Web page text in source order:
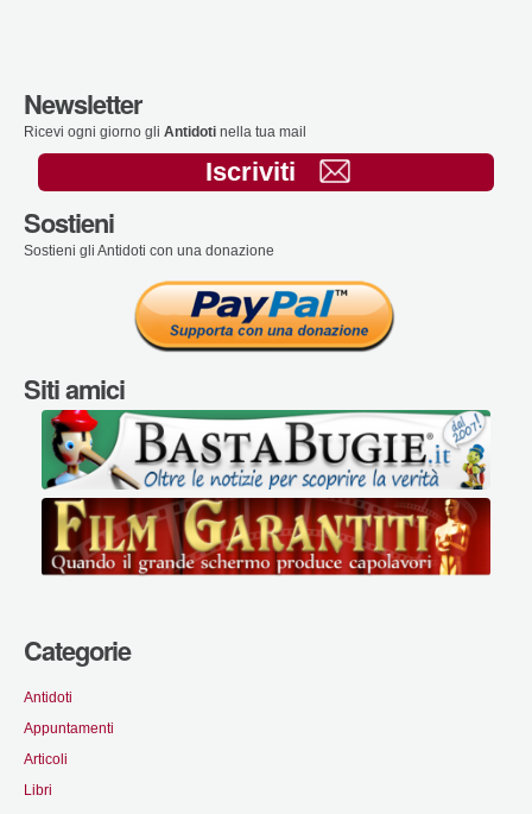
Newsletter
Ricevi ogni giorno gli Antidoti nella tua mail
Iscriviti
Sostieni
Sostieni gli Antidoti con una donazione
Siti amici
Categorie
Antidoti
Appuntamenti
Articoli
Libri